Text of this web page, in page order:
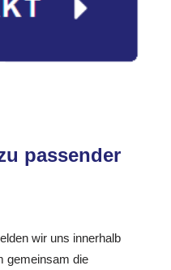
passender
wir uns innerhalb
gemeinsam die